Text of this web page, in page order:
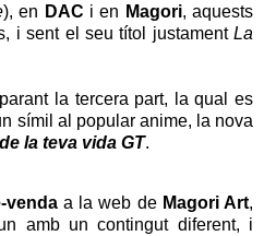
), en DAC i en Magori, aquests
i sent el seu títol justament La
la tercera part, la qual es
símil al popular anime, la nova
la teva vida GT.
vendaa la web de Magori Art,
amb un contingut diferent, i